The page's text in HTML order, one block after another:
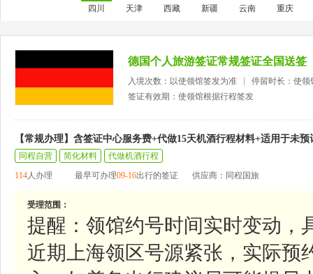
四川
天津 西藏 新疆 云南 重庆
德国个人旅游签证常规签证全国送签
入境次数：以使领馆签发为准
停留时长：使领
签证有效期：使领馆根据行程签发
【常规办理】含签证中心服务费+代做15天机酒行程材料+适用于未
同程自营 简化材料
代做机酒行程
114人办理 最早可办理09-16出行的签证 供应商：同程国旅
受理范围：
提醒：领馆约号时间实时变动，
近期上海领区号源紧张，实际预